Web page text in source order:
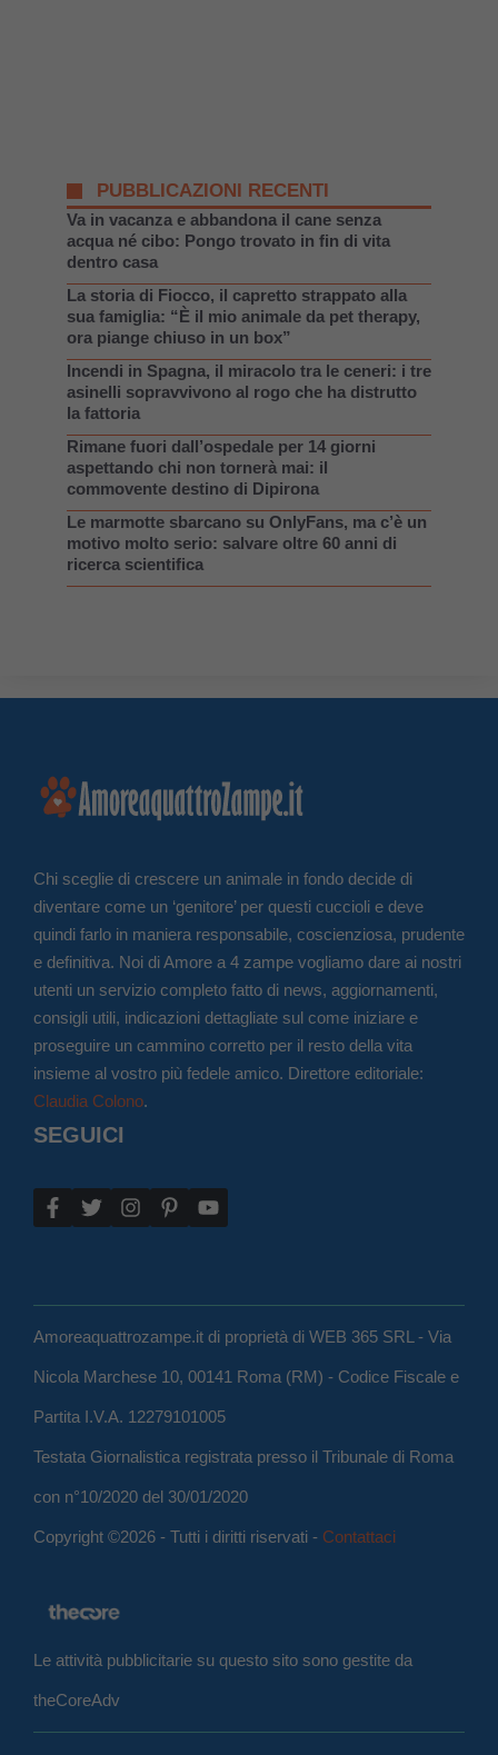
PUBBLICAZIONI RECENTI
Va in vacanza e abbandona il cane senza
acqua né cibo: Pongo trovato in fin di vita
dentro casa
La storia di Fiocco, il capretto strappato alla
sua famiglia: “È il mio animale da pet therapy,
ora piange chiuso in un box”
Incendi in Spagna, il miracolo tra le ceneri: i tre
asinelli sopravvivono al rogo che ha distrutto
la fattoria
Rimane fuori dall’ospedale per 14 giorni
aspettando chi non tornerà mai: il
commovente destino di Dipirona
Le marmotte sbarcano su OnlyFans, ma c’è un
motivo molto serio: salvare oltre 60 anni di
ricerca scientifica
Chi sceglie di crescere un animale in fondo decide di
diventare come un ‘genitore’ per questi cuccioli e deve
quindi farlo in maniera responsabile, coscienziosa, prudente
e definitiva. Noi di Amore a 4 zampe vogliamo dare ai nostri
utenti un servizio completo fatto di news, aggiornamenti,
consigli utili, indicazioni dettagliate sul come iniziare e
proseguire un cammino corretto per il resto della vita
insieme al vostro più fedele amico. Direttore editoriale:
Claudia Colono.
SEGUICI
Amoreaquattrozampe.it di proprietà di WEB 365 SRL - Via
Nicola Marchese 10, 00141 Roma (RM) - Codice Fiscale e
Partita I.V.A. 12279101005
Testata Giornalistica registrata presso il Tribunale di Roma
con n°10/2020 del 30/01/2020
Copyright ©2026 - Tutti i diritti riservati - Contattaci
Le attività pubblicitarie su questo sito sono gestite da
theCoreAdv